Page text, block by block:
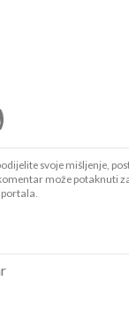
svoje mišljenje,
može potaknuti